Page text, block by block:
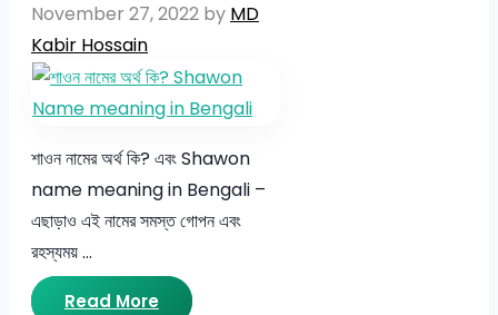
November 27, 2022 by MD
Kabir Hossain
শাওন নামের অর্থ কি? এবং Shawon
name meaning in Bengali –
এছাড়াও এই নামের সমস্ত গোপন এবং
রহস্যময় …
Read More